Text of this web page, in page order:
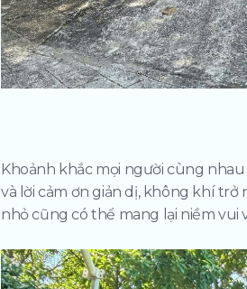
Khoảnh khắc mọi người cùng
và lời cảm ơn giản dị, không khí trở
nhỏ cũng có thể mang lại niềm vui